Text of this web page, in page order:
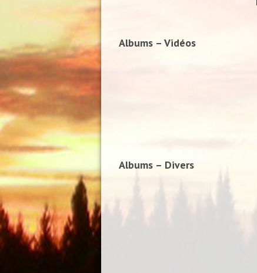
Albums – Vidéos
Albums – Divers